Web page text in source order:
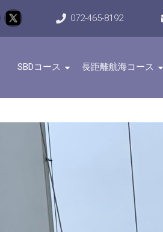
072-465-8192
SBDコース 長距離航海コース